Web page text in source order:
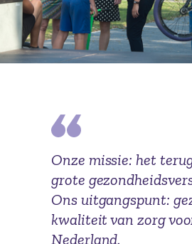
Onze missie: het
grote
Ons uitgangspunt:
kwaliteit van zorg
Nederland.